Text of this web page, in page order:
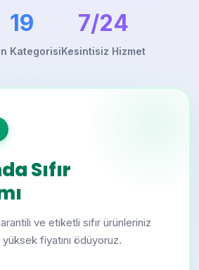
19
Kategorisi
7/24
Kesintisiz Hizmet
Sıfır
ve etiketli sıfır ürünleriniz
fiyatını ödüyoruz.